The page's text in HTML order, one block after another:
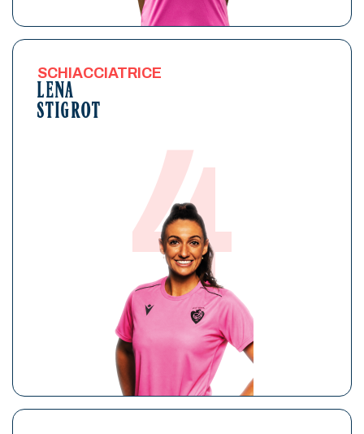
4
SCHIACCIATRICE
LENA
STIGROT